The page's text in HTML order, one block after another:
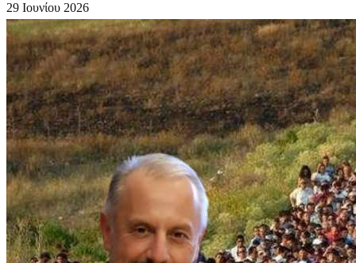
29 Ιουνίου 2026